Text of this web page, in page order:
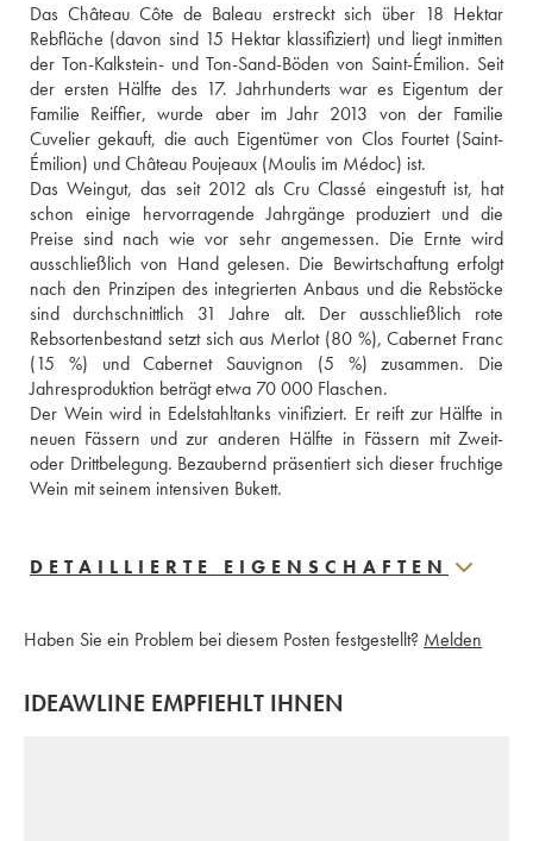
Das Château Côte de Baleau erstreckt sich über 18 Hektar
Rebfläche (davon sind 15 Hektar klassifiziert) und liegt inmitten
der Ton-Kalkstein- und Ton-Sand-Böden von Saint-Émilion. Seit
der ersten Hälfte des 17. Jahrhunderts war es Eigentum der
Familie Reiffier, wurde aber im Jahr 2013 von der Familie
Cuvelier gekauft, die auch Eigentümer von Clos Fourtet (Saint-
Émilion) und Château Poujeaux (Moulis im Médoc) ist.
Das Weingut, das seit 2012 als Cru Classé eingestuft ist, hat
schon einige hervorragende Jahrgänge produziert und die
Preise sind nach wie vor sehr angemessen. Die Ernte wird
ausschließlich von Hand gelesen. Die Bewirtschaftung erfolgt
nach den Prinzipen des integrierten Anbaus und die Rebstöcke
sind durchschnittlich 31 Jahre alt. Der ausschließlich rote
Rebsortenbestand setzt sich aus Merlot (80 %), Cabernet Franc
(15 %) und Cabernet Sauvignon (5 %) zusammen. Die
Jahresproduktion beträgt etwa 70 000 Flaschen.
Der Wein wird in Edelstahltanks vinifiziert. Er reift zur Hälfte in
neuen Fässern und zur anderen Hälfte in Fässern mit Zweit-
oder Drittbelegung. Bezaubernd präsentiert sich dieser fruchtige
Wein mit seinem intensiven Bukett.
DETAILLIERTE EIGENSCHAFTEN
Haben Sie ein Problem bei diesem Posten festgestellt? Melden
IDEAWLINE EMPFIEHLT IHNEN